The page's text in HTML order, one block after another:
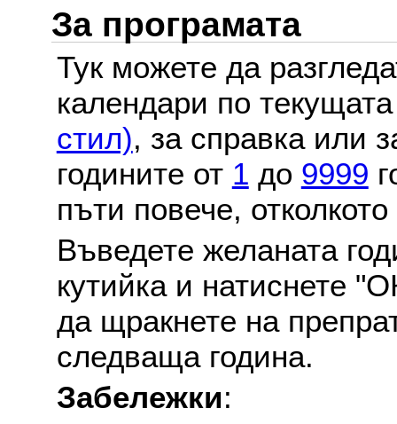
За програмата
Тук можете да
календари по
стил), за справка или
годините от 1 до 9999
пъти повече,
Въведете желаната
кутийка и натиснете
да щракнете на
следваща година.
Забележки: